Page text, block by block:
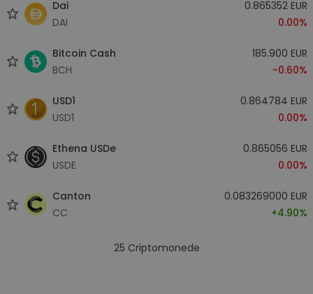
Dai
DAI
0.865352 EUR
0.00%
Bitcoin Cash
BCH
185.900 EUR
-0.60%
USD1
USD1
0.864784 EUR
0.00%
Ethena USDe
USDE
0.865056 EUR
0.00%
Canton
CC
0.083269000 EUR
+4.90%
25 Criptomonede